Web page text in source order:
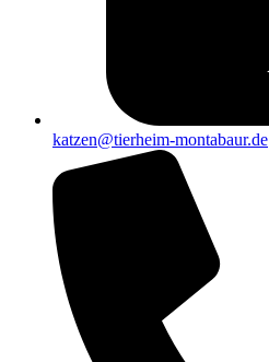
katzen@tierheim-montabaur.de